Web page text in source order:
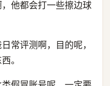
他都会打一些擦边球
常评测啊，目的呢，
。